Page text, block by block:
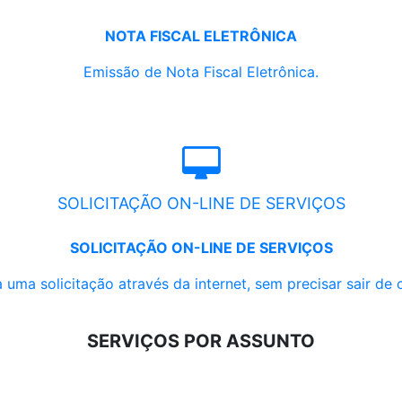
NOTA FISCAL ELETRÔNICA
Emissão de Nota Fiscal Eletrônica.
SOLICITAÇÃO ON-LINE DE SERVIÇOS
SOLICITAÇÃO ON-LINE DE SERVIÇOS
uma solicitação através da internet, sem precisar sair de
SERVIÇOS POR ASSUNTO